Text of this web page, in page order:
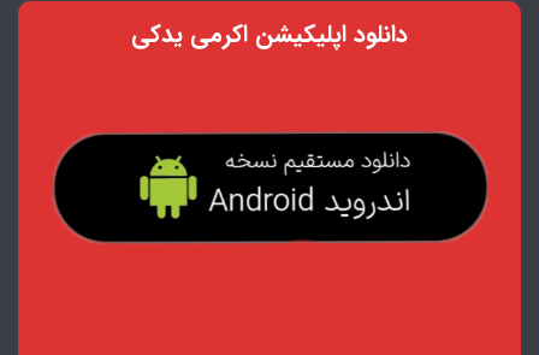
دانلود اپلیکیشن اکرمی یدکی